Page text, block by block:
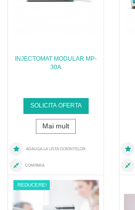
INJECTOMAT MODULAR MP-
30A
SOLICITA OFERTA
Mai mult
ADAUGA LA LISTA DORINTELOR
COMPARA
REDUCERE!